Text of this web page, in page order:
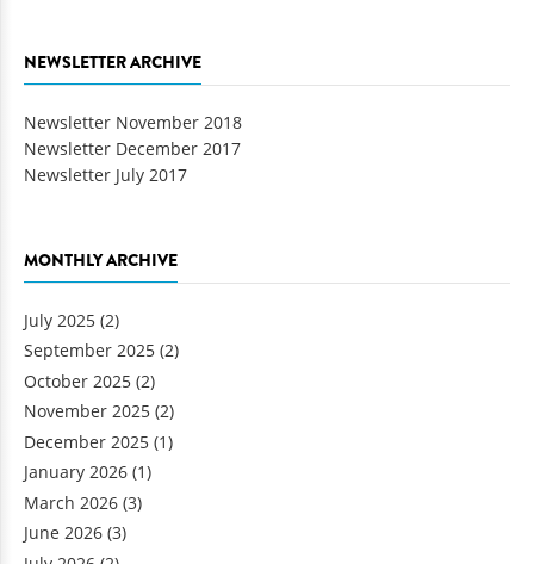
NEWSLETTER ARCHIVE
Newsletter November 2018
Newsletter December 2017
Newsletter July 2017
MONTHLY ARCHIVE
July 2025 (2)
September 2025 (2)
October 2025 (2)
November 2025 (2)
December 2025 (1)
January 2026 (1)
March 2026 (3)
June 2026 (3)